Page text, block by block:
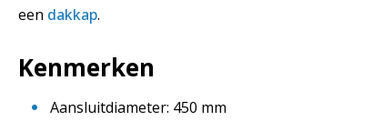
een dakkap.
Kenmerken
Aansluitdiameter: 450 mm